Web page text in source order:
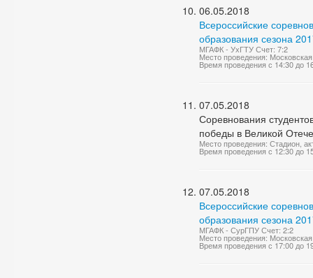
06.05.2018
Всероссийские
образования сезона
МГАФК - УхГТУ Счет: 7:2
Место проведения:
Время проведения с 14:30 до
07.05.2018
Соревнования
победы в Великой
Место проведения: Стадион,
Время проведения с 12:30 до
07.05.2018
Всероссийские
образования сезона
МГАФК - СурГПУ Счет: 2:2
Место проведения:
Время проведения с 17:00 до